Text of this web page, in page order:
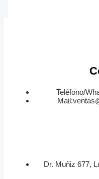
Teléfono/
Dr. Muñiz 677,